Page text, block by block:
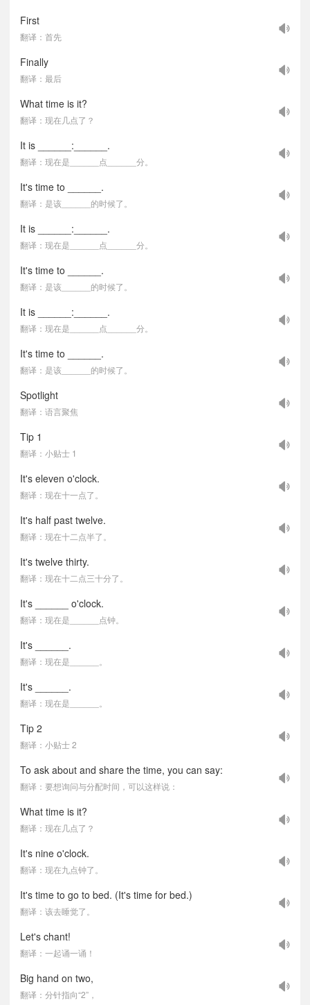
First
翻译：首先
Finally
翻译：最后
What time is it?
翻译：现在几点了？
It is ______:______.
翻译：现在是______点______分。
It's time to ______.
翻译：是该______的时候了。
It is ______:______.
翻译：现在是______点______分。
It's time to ______.
翻译：是该______的时候了。
It is ______:______.
翻译：现在是______点______分。
It's time to ______.
翻译：是该______的时候了。
Spotlight
翻译：语言聚焦
Tip 1
翻译：小贴士 1
It's eleven o'clock.
翻译：现在十一点了。
It's half past twelve.
翻译：现在十二点半了。
It's twelve thirty.
翻译：现在十二点三十分了。
It's ______ o'clock.
翻译：现在是______点钟。
It's ______.
翻译：现在是______。
It's ______.
翻译：现在是______。
Tip 2
翻译：小贴士 2
To ask about and share the time, you can say:
翻译：要想询问与分配时间，可以这样说：
What time is it?
翻译：现在几点了？
It's nine o'clock.
翻译：现在九点钟了。
It's time to go to bed. (It's time for bed.)
翻译：该去睡觉了。
Let's chant!
翻译：一起诵一诵！
Big hand on two,
翻译：分针指向“2”，